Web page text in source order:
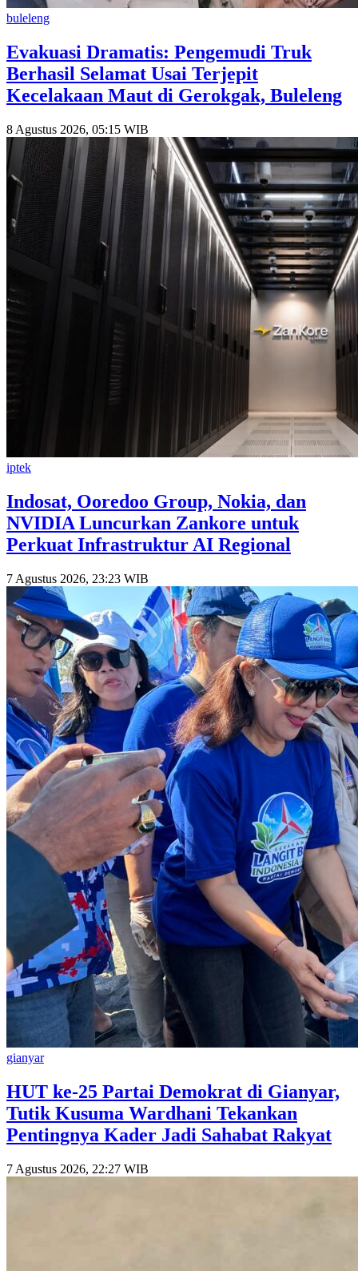
buleleng
Evakuasi Dramatis: Pengemudi Truk
Berhasil Selamat Usai Terjepit
Kecelakaan Maut di Gerokgak, Buleleng
8 Agustus 2026, 05:15 WIB
iptek
Indosat, Ooredoo Group, Nokia, dan
NVIDIA Luncurkan Zankore untuk
Perkuat Infrastruktur AI Regional
7 Agustus 2026, 23:23 WIB
gianyar
HUT ke-25 Partai Demokrat di Gianyar,
Tutik Kusuma Wardhani Tekankan
Pentingnya Kader Jadi Sahabat Rakyat
7 Agustus 2026, 22:27 WIB